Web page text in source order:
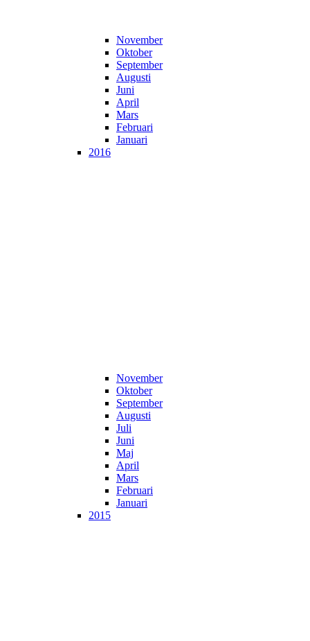
November
Oktober
September
Augusti
Juni
April
Mars
Februari
Januari
2016
November
Oktober
September
Augusti
Juli
Juni
Maj
April
Mars
Februari
Januari
2015